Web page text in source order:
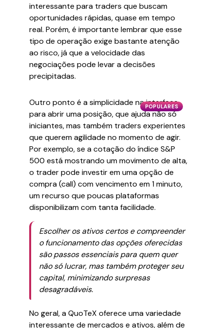
interessante para traders que buscam
oportunidades rápidas, quase em tempo
real. Porém, é importante lembrar que esse
tipo de operação exige bastante atenção
ao risco, já que a velocidade das
negociações pode levar a decisões
precipitadas.
POPULARES
Outro ponto é a simplicidade na interface
para abrir uma posição, que ajuda não só
iniciantes, mas também traders experientes
que querem agilidade no momento de agir.
Por exemplo, se a cotação do índice S&P
500 está mostrando um movimento de alta,
o trader pode investir em uma opção de
compra (call) com vencimento em 1 minuto,
um recurso que poucas plataformas
disponibilizam com tanta facilidade.
Escolher os ativos certos e compreender
o funcionamento das opções oferecidas
são passos essenciais para quem quer
não só lucrar, mas também proteger seu
capital, minimizando surpresas
desagradáveis.
No geral, a QuoTeX oferece uma variedade
interessante de mercados e ativos, além de